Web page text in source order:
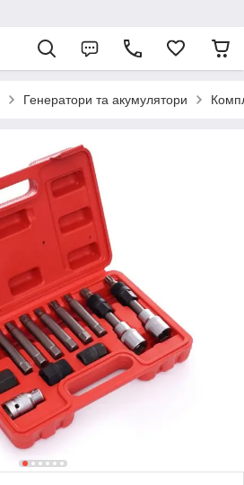
Генератори та акумулятори